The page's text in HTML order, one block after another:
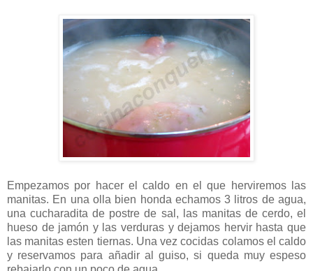
Empezamos por hacer el caldo en el que herviremos las
manitas. En una olla bien honda echamos 3 litros de agua,
una cucharadita de postre de sal, las manitas de cerdo, el
hueso de jamón y las verduras y dejamos hervir hasta que
las manitas esten tiernas. Una vez cocidas colamos el caldo
y reservamos para añadir al guiso, si queda muy espeso